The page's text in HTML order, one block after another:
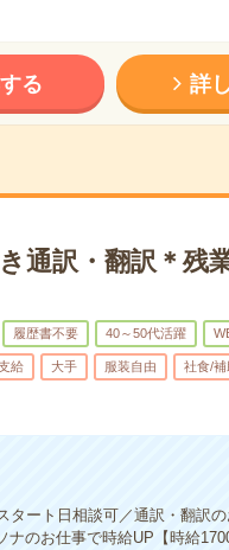
る 詳
通訳・翻訳＊残
履歴書不要 40～50代活躍
給 大手 服装自由 社食/補
タート日相談可／通訳・翻訳
のお仕事で時給UP【時給